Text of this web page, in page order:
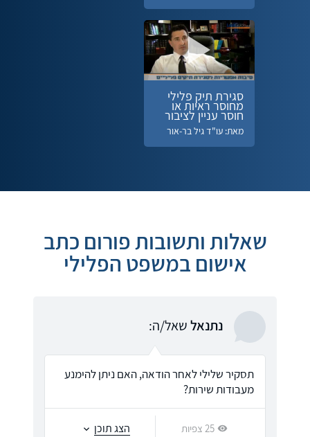
סגירת תיק פלילי
מחוסר ראיות או
חוסר עניין לציבור
מאת: עו"ד גיל בר-אור
שאלות ותשובות פורום כתב
אישום במשפט הפלילי
נתנאלשאל/ה:
תסקיר שלילי לאחר הודאה, האם ניתן להימנע
מעבודות שירות?
25 צפיות הצג תוכן